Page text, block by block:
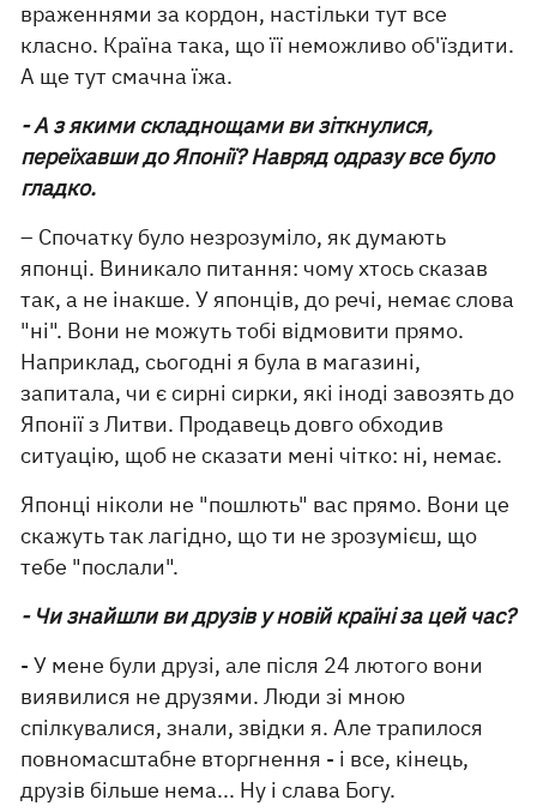
враженнями за кордон, настільки тут все
класно. Країна така, що її неможливо об'їздити.
А ще тут смачна їжа.
- А з якими складнощами ви зіткнулися,
переїхавши до Японії? Навряд одразу все було
гладко.
– Спочатку було незрозуміло, як думають
японці. Виникало питання: чому хтось сказав
так, а не інакше. У японців, до речі, немає слова
"ні". Вони не можуть тобі відмовити прямо.
Наприклад, сьогодні я була в магазині,
запитала, чи є сирні сирки, які іноді завозять до
Японії з Литви. Продавець довго обходив
ситуацію, щоб не сказати мені чітко: ні, немає.
Японці ніколи не "пошлють" вас прямо. Вони це
скажуть так лагідно, що ти не зрозумієш, що
тебе "послали".
- Чи знайшли ви друзів у новій країні за цей час?
- У мене були друзі, але після 24 лютого вони
виявилися не друзями. Люди зі мною
спілкувалися, знали, звідки я. Але трапилося
повномасштабне вторгнення - і все, кінець,
друзів більше нема... Ну і слава Богу.